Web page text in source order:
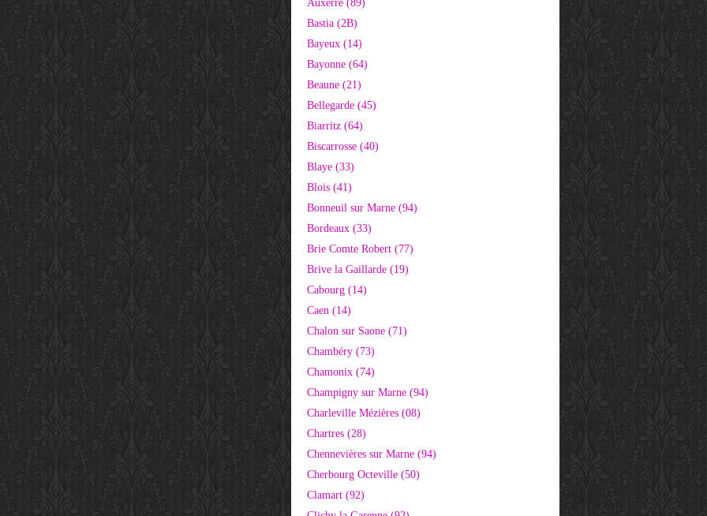
Auxerre (89)
Bastia (2B)
Bayeux (14)
Bayonne (64)
Beaune (21)
Bellegarde (45)
Biarritz (64)
Biscarrosse (40)
Blaye (33)
Blois (41)
Bonneuil sur Marne (94)
Bordeaux (33)
Brie Comte Robert (77)
Brive la Gaillarde (19)
Cabourg (14)
Caen (14)
Chalon sur Saone (71)
Chambéry (73)
Chamonix (74)
Champigny sur Marne (94)
Charleville Mézières (08)
Chartres (28)
Chennevières sur Marne (94)
Cherbourg Octeville (50)
Clamart (92)